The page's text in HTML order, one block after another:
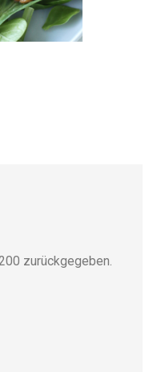
zurückgegeben.